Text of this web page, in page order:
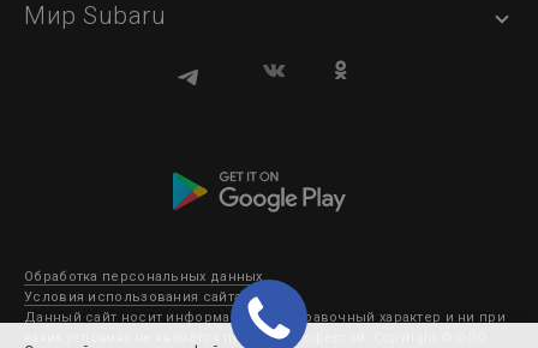
Мир Subaru
Обработка персональных данных
Условия использования сайта
Данный сайт носит информационно-справочный характер и ни при
каких условиях не является публичной офертой. Copyright © ООО